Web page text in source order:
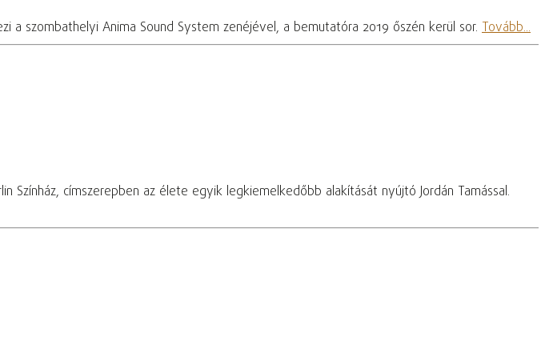
szombathelyi Anima Sound System zenéjével, a bemutatóra 2019 őszén kerül sor. Tovább...
címszerepben az élete egyik legkiemelkedőbb alakítását nyújtó Jordán Tamással.